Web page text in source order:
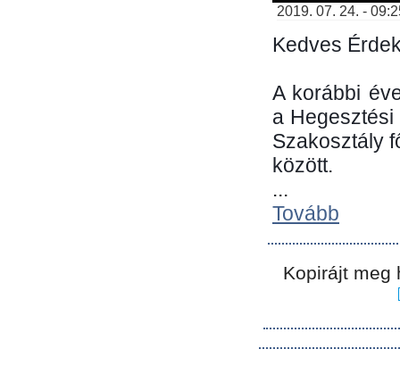
2019. 07. 24. -
Kedves
A korábbi
a
Szakosztály
között.
...
Tovább
Kopirájt meg